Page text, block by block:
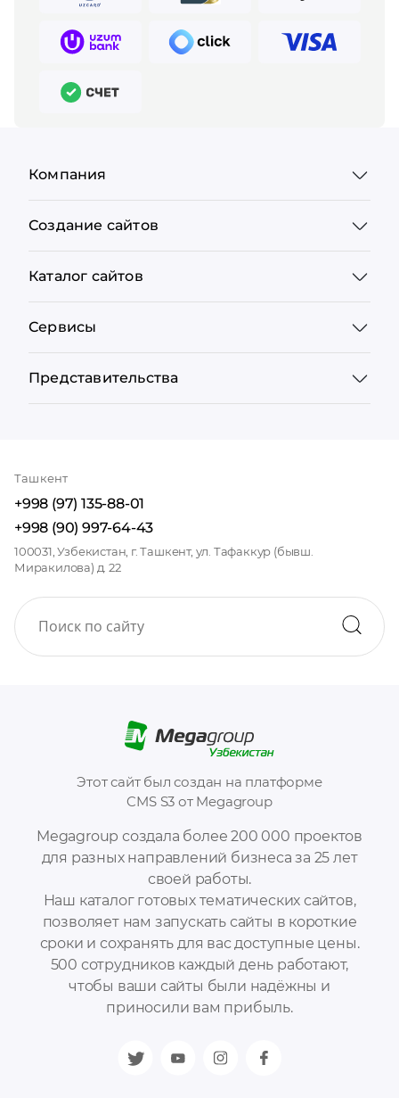
Megagroup создала более 200 000 проектов
для разных направлений бизнеса за 25 лет
своей работы.
Наш каталог готовых тематических сайтов,
позволяет нам запускать сайты в короткие
сроки и сохранять для вас доступные цены.
500 сотрудников каждый день работают,
чтобы ваши сайты были надёжны и
приносили вам прибыль.
Этот сайт был создан на платформе
CMS S3 от Megagroup
Компания
Создание сайтов
Каталог сайтов
Сервисы
Представительства
Ташкент
+998 (97) 135-88-01
+998 (90) 997-64-43
100031, Узбекистан, г. Ташкент, ул. Тафаккур (бывш.
Миракилова) д. 22